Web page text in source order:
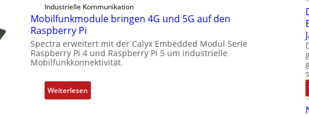
e
l
m
e
n
t
e
o
l
-
I
d
u
Industrielle Kommunikation
Mobilfunkmodule bringen 4G und 5G auf den
Raspberry Pi
Spectra erweitert mit der Calyx Embedded Modul Serie
Raspberry Pi 4 und Raspberry Pi 5 um industrielle
Mobilfunkkonnektivität.
Weiterlesen:
M